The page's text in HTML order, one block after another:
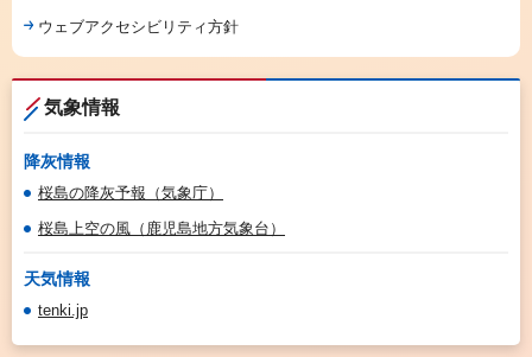
ウェブアクセシビリティ方針
気象情報
降灰情報
桜島の降灰予報（気象庁）
桜島上空の風（鹿児島地方気象台）
天気情報
tenki.jp